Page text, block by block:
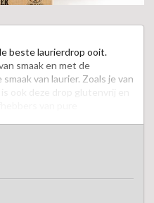
beste laurierdrop ooit.
smaak en met de
van laurier. Zoals je van
ook deze drop glutenvrij en
van pure
iedere dropliefhebber van